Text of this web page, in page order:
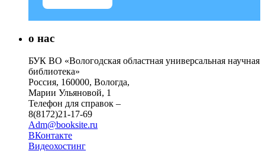
о нас
БУК ВО «Вологодская областная универсальная научная
библиотека»
Россия, 160000, Вологда,
Марии Ульяновой, 1
Телефон для справок –
8(8172)21-17-69
Adm@booksite.ru
ВКонтакте
Видеохостинг